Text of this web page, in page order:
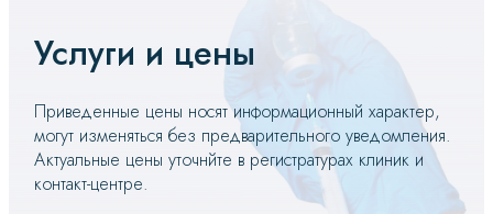
Услуги и цены
Приведенные цены носят информационный характер,
могут изменяться без предварительного уведомления.
Актуальные цены уточнйте в регистратурах клиник и
контакт-центре.